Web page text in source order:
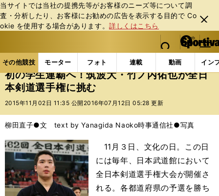
当サイトでは当社の提携先等がお客様のニーズ等について調
査・分析したり、お客様にお勧めの広告を表⽰する⽬的で Co
okie を使⽤する場合があります。詳しくはこちら
閉じ
る
web Sportiva (webスポルティーバ)
検索
マイペ
ー
ジ
メニュ
その他競技 モーター フォト 連載 動画 イン
ス
ポ
ル
バ
その他競技の記事一覧 格闘技 その他 初の学生
初の学生連覇へ！筑波大・竹ノ内佑也が全日
本剣道選手権に挑む
2015年11月02日 11:35 公開 2016年07月12日 05:28 更新
柳田直子●文 text by Yanagida Naoko時事通信社●写真
11月３日、文化の日。この日
には毎年、日本武道館において
全日本剣道選手権大会が開催さ
れる。各都道府県の予選を勝ち